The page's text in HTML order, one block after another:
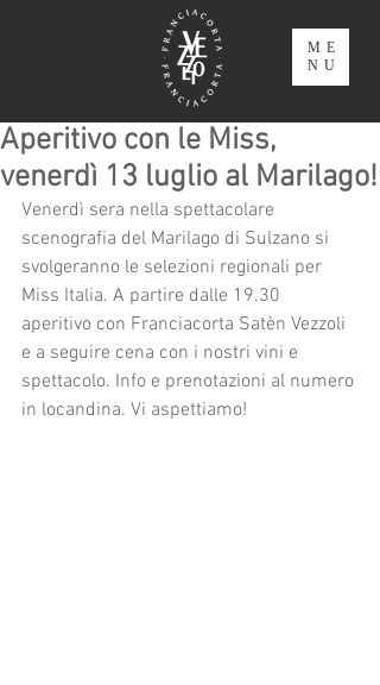
ME
NU
Aperitivo con le Miss,
venerdì 13 luglio al Marilago!
Venerdì sera nella spettacolare
scenografia del Marilago di Sulzano si
svolgeranno le selezioni regionali per
Miss Italia. A partire dalle 19.30
aperitivo con Franciacorta Satèn Vezzoli
e a seguire cena con i nostri vini e
spettacolo. Info e prenotazioni al numero
in locandina. Vi aspettiamo!